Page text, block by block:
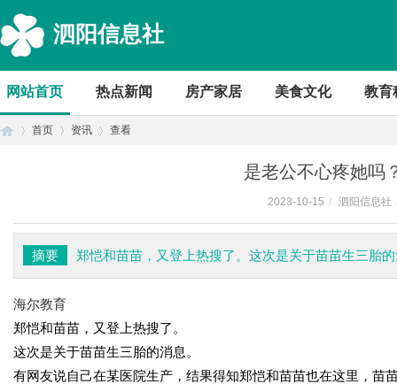
泗阳信息社
网站首页 热点新闻 房产家居 美食文化 教育
首页 资讯 查看
是老公不心疼她吗
2023-10-15 / 泗阳信息社
摘要 郑恺和苗苗，又登上热搜了。这次是关于苗苗生三胎
海尔教育
郑恺和苗苗，又登上热搜了。
这次是关于苗苗生三胎的消息。
有网友说自己在某医院生产，结果得知郑恺和苗苗也在这里，苗